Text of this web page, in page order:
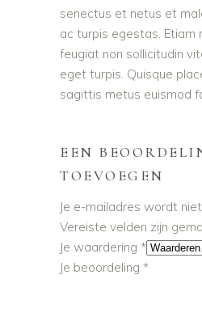
senectus et netus et
ac turpis egestas. Etiam
feugiat non sollicitudin
eget turpis. Quisque
sagittis metus euismod
EEN
TOEVOEGEN
Je e-mailadres wordt
Vereiste velden zijn
Je waardering *
Je beoordeling *